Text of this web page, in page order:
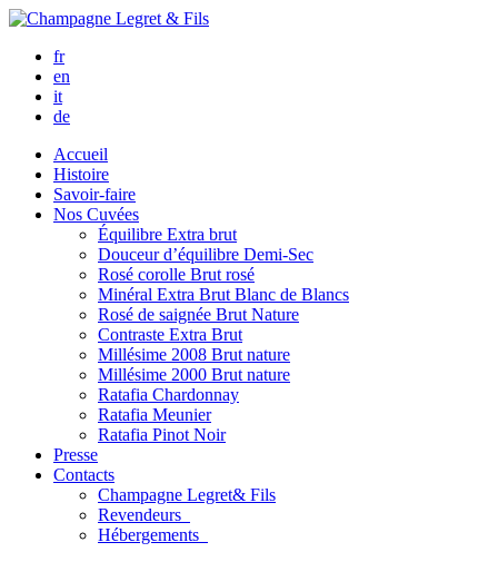
fr
en
it
de
Accueil
Histoire
Savoir-faire
Nos Cuvées
Équilibre Extra brut
Douceur d’équilibre Demi-Sec
Rosé corolle Brut rosé
Minéral Extra Brut Blanc de Blancs
Rosé de saignée Brut Nature
Contraste Extra Brut
Millésime 2008 Brut nature
Millésime 2000 Brut nature
Ratafia Chardonnay
Ratafia Meunier
Ratafia Pinot Noir
Presse
Contacts
Champagne Legret& Fils
Revendeurs
Hébergements